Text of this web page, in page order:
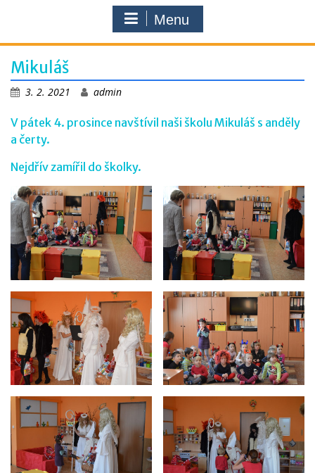
Menu
Mikuláš
3. 2. 2021 admin
V pátek 4. prosince navštívil naši školu Mikuláš s anděly
a čerty.
Nejdřív zamířil do školky.